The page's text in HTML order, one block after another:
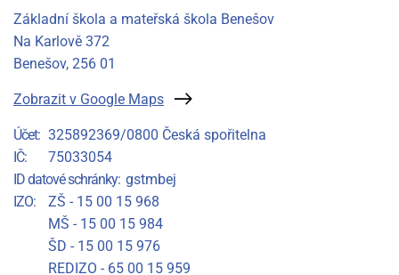
Základní škola a mateřská škola Benešov
Na Karlově 372
Benešov, 256 01
Zobrazit v Google Maps
Účet
325892369/0800 Česká spořitelna
IČ
75033054
ID datové schránky gstmbej
IZO
ZŠ - 15 00 15 968
MŠ - 15 00 15 984
ŠD - 15 00 15 976
REDIZO - 65 00 15 959